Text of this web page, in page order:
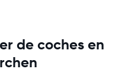
de coches en